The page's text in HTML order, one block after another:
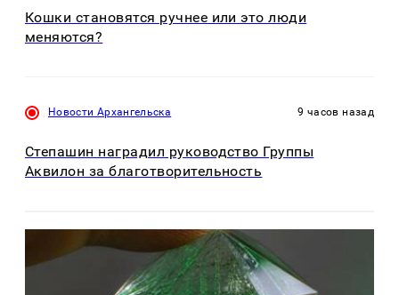
Кошки становятся ручнее или это люди
меняются?
Новости Архангельска 9 часов назад
Степашин наградил руководство Группы
Аквилон за благотворительность